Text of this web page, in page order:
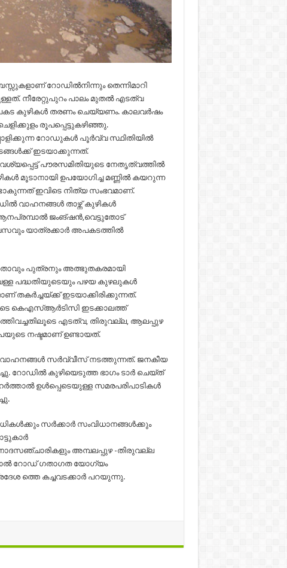
റോഡില്‍നിന്നും തെന്നിമാറി
നീരേറ്റുപുറം പാലം മുതല്‍ എടത്വ
കുഴികള്‍ തരണം ചെയ്യണം. കാലവര്‍ഷം
രൂപപ്പെട്ടുകഴിഞ്ഞു.
റോഡുകള്‍ പൂര്‍വ്വ സ്ഥിതിയില്‍
ഇടയാക്കുന്നത്.
പൗരസമിതിയുടെ നേതൃത്വത്തില്‍
മൂടാനായി ഉപയോഗിച്ച മണ്ണില്‍ കയറുന്ന
ഇവിടെ നിത്യ സംഭവമാണ്.
വാഹനങ്ങള്‍ താഴ്ന്ന് കുഴികള്‍
ജംങ്ഷന്‍,വെട്ടുതോട്
യാത്രക്കാര്‍ അപകടത്തില്‍
പുത്രനും അത്ഭുതകരമായി
പദ്ധതിയുടെയും പഴയ കുഴലുകള്‍
തകര്‍ച്ചയ്ക്ക് ഇടയാക്കിരിക്കുന്നത്.
കെഎസ്ആര്‍ടിസി ഇടക്കാലത്ത്
എടത്വ, തിരുവല്ല, ആലപ്പുഴ
നഷ്ടമാണ് ഉണ്ടായത്.
സര്‍വ്വീസ് നടത്തുന്നത്. ജനകീയ
റോഡില്‍ കുഴിയെടുത്ത ഭാഗം ടാര്‍ ചെയ്ത്
ഉള്‍പ്പെടെയുള്ള സമരപരിപാടികള്‍
സര്‍ക്കാര്‍ സംവിധാനങ്ങള്‍ക്കും
അമ്പലപ്പുഴ -തിരുവല്ല
റോഡ് ഗതാഗത യോഗ്യം
ത്തെ കച്ചവടക്കാര്‍ പറയുന്നു.